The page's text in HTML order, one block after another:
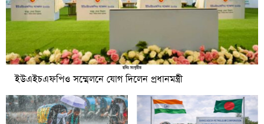
ইউএইচএফপিও সম্মেলনে যোগ দিলেন প্রধানমন্ত্রী